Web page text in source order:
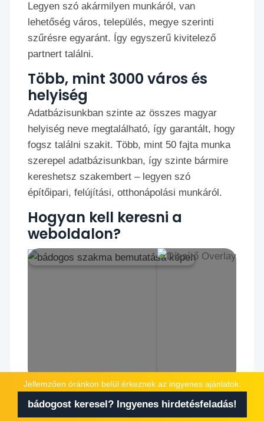
Legyen szó akármilyen munkáról, van
lehetőség város, település, megye szerinti
szűrésre egyaránt. Így egyszerű kivitelező
partnert találni.
Több, mint 3000 város és
helyiség
Adatbázisunkban szinte az összes magyar
helyiség neve megtalálható, így garantált, hogy
fogsz találni szakit. Több, mint 50 fajta munka
szerepel adatbázisunkban, így szinte bármire
kereshetsz szakembert – legyen szó
építőipari, felújítási, otthonápolási munkáról.
Hogyan kell keresni a
weboldalon?
Kereséskor tekints meg több adatlapot is, így
biztos, hogy ki tudod választani a
Jellemzően óránkon belül érkeznek az ingyenes ajánlatok.
bádogost keresel? Ingyenes hirdetésfeladás!